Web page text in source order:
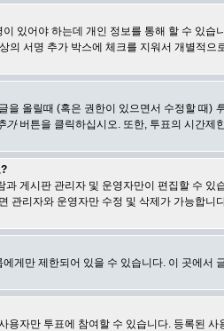
있어야 하는데 개인 정보를 통해 할 수 있습
의 서명 추가 박스에 체크를 지워서 개별적으
을 올릴때 (혹은 권한이 있으면서 수정할 때)
가버튼을 클릭하십시오. 또한, 투표의 시간제
과 게시판 관리자 및 운영자만이 편집할 수
관리자와 운영자만 수정 및 삭제가 가능합
게만 제한되어 있을 수 있습니다. 이 곳에
용자만 투표에 참여할 수 있습니다. 등록된